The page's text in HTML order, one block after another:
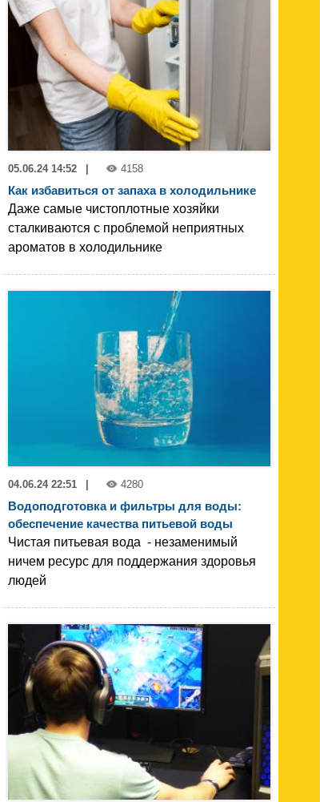
05.06.24 14:52 4158
Как избавиться от запаха в холодильнике
Даже самые чистоплотные хозяйки
сталкиваются с проблемой неприятных
ароматов в холодильнике
04.06.24 22:51 4280
Водоподготовка и фильтры для воды:
обеспечение качества питьевой воды
Чистая питьевая вода - незаменимый
ничем ресурс для поддержания здоровья
людей